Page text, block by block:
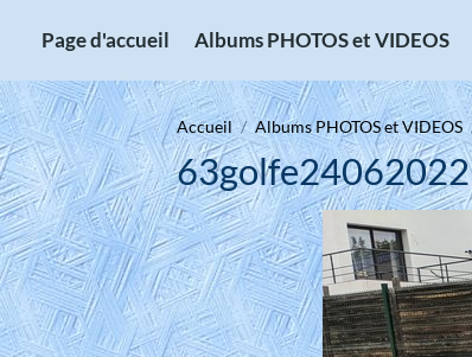
Page d'accueil Albums PHOTOS et VIDEOS
Accueil Albums PHOTOS et VIDEOS
63golfe24062022